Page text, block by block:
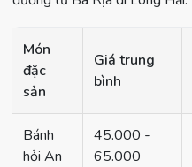
Món
đặc
sản
Giá trung
bình
Bánh
hỏi An
45.000 -
65.000